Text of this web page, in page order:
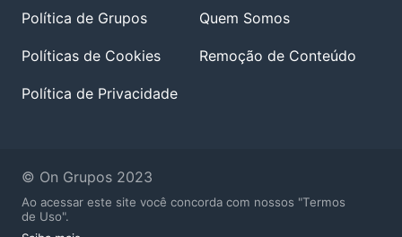
Política de Grupos
Políticas de Cookies
Política de Privacidade
Quem Somos
Remoção de Conteúdo
© On Grupos 2023
Ao acessar este site você concorda com nossos "Termos
de Uso".